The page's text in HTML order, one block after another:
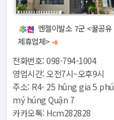
엔젤이발소 7군 <꿀공유
제휴업체> +8
전화번호: 098-794-1004
영업시간: 오전7시~오후9시
주소: R4- 25 hûng gia 5 phú
mý húng Quận 7
카카오톡: Hcm282828